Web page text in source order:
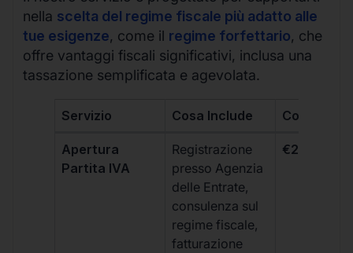
nella scelta del regime fiscale più adatto alle
tue esigenze, come il regime forfettario, che
offre vantaggi fiscali significativi, inclusa una
tassazione semplificata e agevolata.
Servizio Cosa Include Costo
Apertura
Partita IVA
Registrazione
presso Agenzia
delle Entrate,
consulenza sul
regime fiscale,
fatturazione
€264 +